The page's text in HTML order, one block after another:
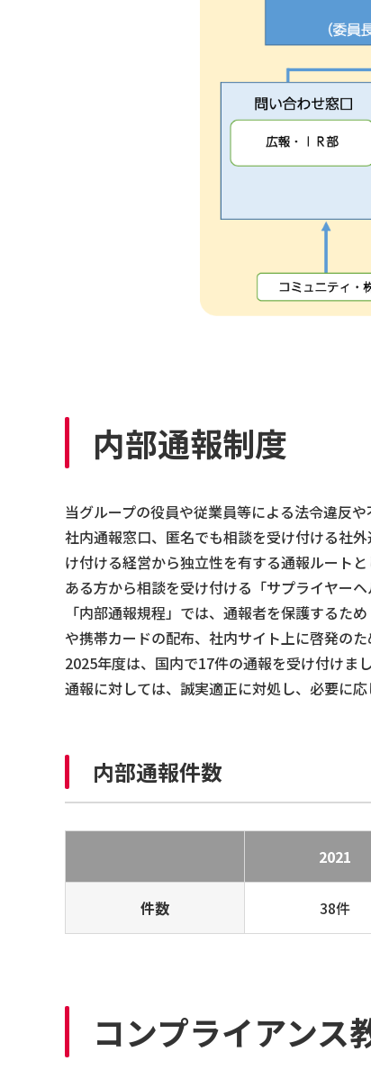
内部通報制度
当グループの役員や従業員等による法令違反
社内通報窓口、匿名でも相談を受け付ける社
け付ける経営から独立性を有する通報ルート
ある方から相談を受け付ける「サプライヤーヘ
「内部通報規程」では、通報者を保護するた
や携帯カードの配布、社内サイト上に啓発の
2025年度は、国内で17件の通報を受け付けま
通報に対しては、誠実適正に対処し、必要に
内部通報件数
2021
件数 38件
コンプライアンス